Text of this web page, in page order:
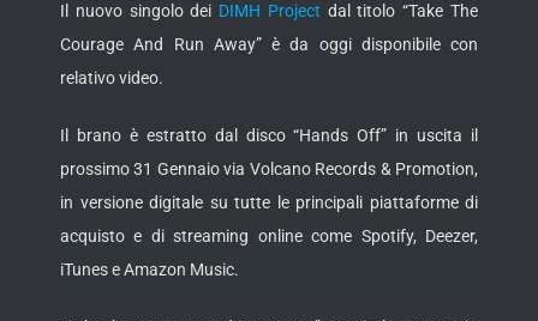
Il nuovo singolo dei DIMH Project dal titolo “Take The
Courage And Run Away” è da oggi disponibile con
relativo video.
Il brano è estratto dal disco “Hands Off” in uscita il
prossimo 31 Gennaio via Volcano Records & Promotion,
in versione digitale su tutte le principali piattaforme di
acquisto e di streaming online come Spotify, Deezer,
iTunes e Amazon Music.